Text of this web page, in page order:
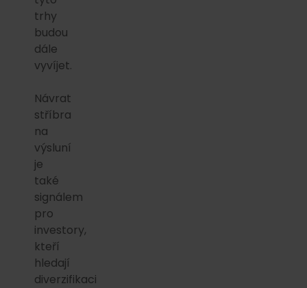
trhy
budou
dále
vyvíjet.
Návrat
stříbra
na
výsluní
je
také
signálem
pro
investory,
kteří
hledají
diverzifikaci